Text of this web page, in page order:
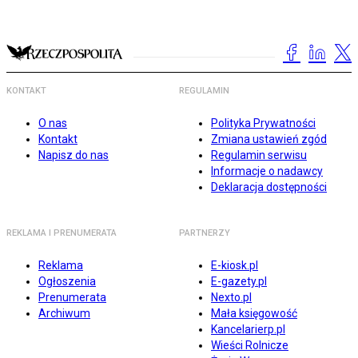
KONTAKT
O nas
Kontakt
Napisz do nas
REGULAMIN
Polityka Prywatności
Zmiana ustawień zgód
Regulamin serwisu
Informacje o nadawcy
Deklaracja dostępności
REKLAMA I PRENUMERATA
Reklama
Ogłoszenia
Prenumerata
Archiwum
PARTNERZY
E-kiosk.pl
E-gazety.pl
Nexto.pl
Mała księgowość
Kancelarierp.pl
Wieści Rolnicze